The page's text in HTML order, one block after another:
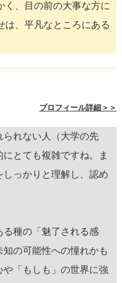
く、目の前の大事な方に
は、平凡なところにある
プロフィール詳細＞＞
れない人（大学の先
とても複雑ですね。ま
っかりと理解し、認め
種の「魅了される感
の可能性への憧れかも
「もしも」の世界に強